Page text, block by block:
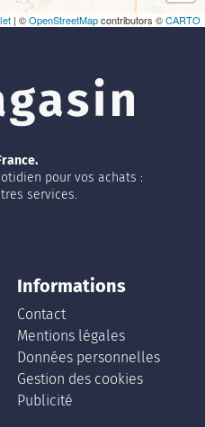
| ©OpenStreetMapcontributors ©CARTO
pour vos achats :
services.
Informations
Contact
Mentions légales
Données personnelles
Gestion des cookies
Publicité